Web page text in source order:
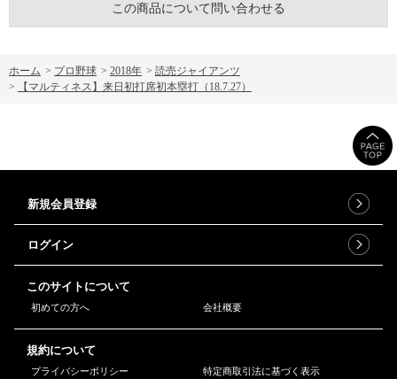
この商品について問い合わせる
ホーム > プロ野球 > 2018年 > 読売ジャイアンツ
>
【マルティネス】来日初打席初本塁打（18.7.27）
新規会員登録
ログイン
このサイトについて
初めての方へ 会社概要
規約について
プライバシーポリシー 特定商取引法に基づく表示